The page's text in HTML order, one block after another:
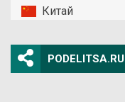
Китай
PODELITSA.RU